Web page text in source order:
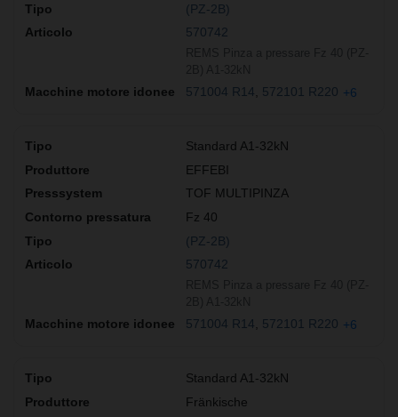
(PZ-2B)
570742
571004 R14 572101 R220 +6
Standard A1-32kN
EFFEBI
TOF MULTIPINZA
Fz 40
(PZ-2B)
570742
571004 R14 572101 R220 +6
Standard A1-32kN
Fränkische